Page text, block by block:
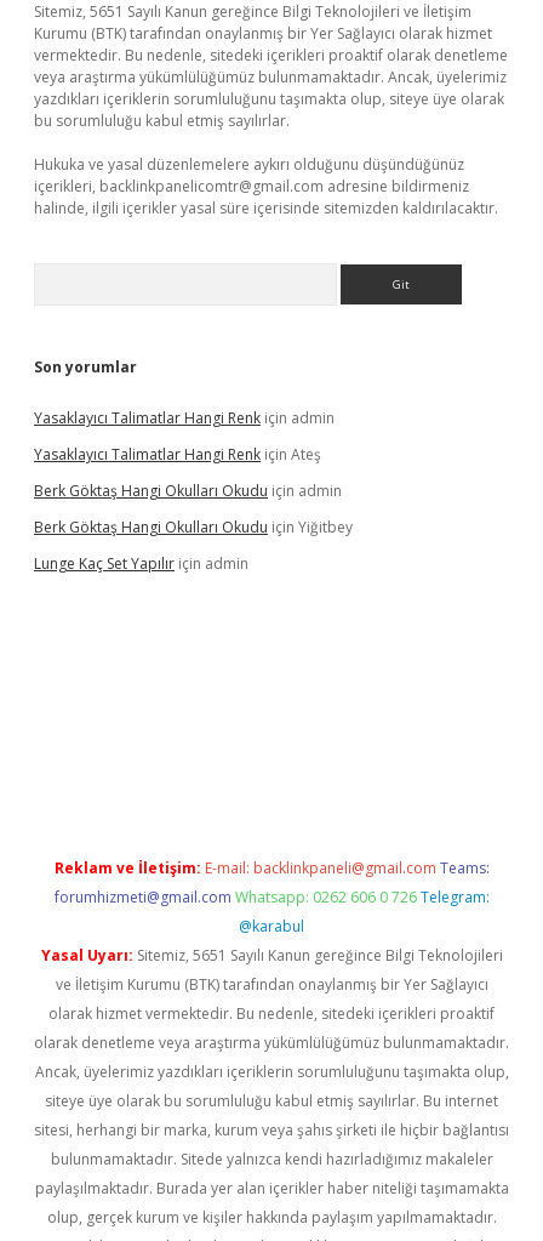
Sitemiz, 5651 Sayılı Kanun gereğince Bilgi Teknolojileri ve İletişim
Kurumu (BTK) tarafından onaylanmış bir Yer Sağlayıcı olarak hizmet
vermektedir. Bu nedenle, sitedeki içerikleri proaktif olarak denetleme
veya araştırma yükümlülüğümüz bulunmamaktadır. Ancak, üyelerimiz
yazdıkları içeriklerin sorumluluğunu taşımakta olup, siteye üye olarak
bu sorumluluğu kabul etmiş sayılırlar.
Hukuka ve yasal düzenlemelere aykırı olduğunu düşündüğünüz
içerikleri, backlinkpanelicomtr@gmail.com adresine bildirmeniz
halinde, ilgili içerikler yasal süre içerisinde sitemizden kaldırılacaktır.
Son yorumlar
Yasaklayıcı Talimatlar Hangi Renk için admin
Yasaklayıcı Talimatlar Hangi Renk için Ateş
Berk Göktaş Hangi Okulları Okudu için admin
Berk Göktaş Hangi Okulları Okudu için Yiğitbey
Lunge Kaç Set Yapılır için admin
Reklam ve İletişim: E-mail: backlinkpaneli@gmail.com Teams:
forumhizmeti@gmail.com Whatsapp: 0262 606 0 726 Telegram:
@karabul
Yasal Uyarı: Sitemiz, 5651 Sayılı Kanun gereğince Bilgi Teknolojileri
ve İletişim Kurumu (BTK) tarafından onaylanmış bir Yer Sağlayıcı
olarak hizmet vermektedir. Bu nedenle, sitedeki içerikleri proaktif
olarak denetleme veya araştırma yükümlülüğümüz bulunmamaktadır.
Ancak, üyelerimiz yazdıkları içeriklerin sorumluluğunu taşımakta olup,
siteye üye olarak bu sorumluluğu kabul etmiş sayılırlar. Bu internet
sitesi, herhangi bir marka, kurum veya şahıs şirketi ile hiçbir bağlantısı
bulunmamaktadır. Sitede yalnızca kendi hazırladığımız makaleler
paylaşılmaktadır. Burada yer alan içerikler haber niteliği taşımamakta
olup, gerçek kurum ve kişiler hakkında paylaşım yapılmamaktadır.